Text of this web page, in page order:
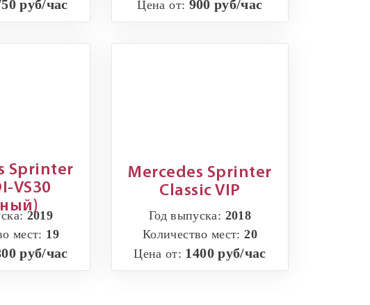
руб/час
Цена от: 900 руб/час
Sprinter
VS30
2019
мест: 19
руб/час
Mercedes Sprinter
Classic VIP
Год выпуска: 2018
Количество мест:20
Цена от: 1400 руб/час